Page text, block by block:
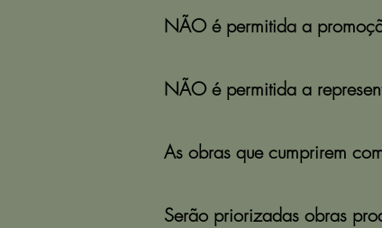
NÃO é permitida a
NÃO é permitida a
As obras que cumprirem
Serão priorizadas obras